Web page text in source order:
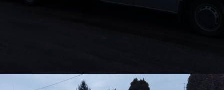
272649188_217281900539307_1717855244800265345_n